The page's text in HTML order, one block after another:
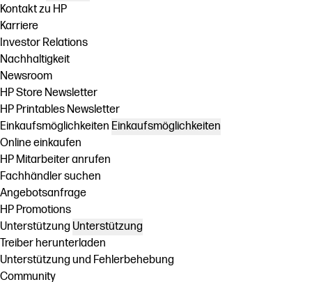
Kontakt zu HP
Karriere
Investor Relations
Nachhaltigkeit
Newsroom
HP Store Newsletter
HP Printables Newsletter
Einkaufsmöglichkeiten Einkaufsmöglichkeiten
Online einkaufen
HP Mitarbeiter anrufen
Fachhändler suchen
Angebotsanfrage
HP Promotions
Unterstützung Unterstützung
Treiber herunterladen
Unterstützung und Fehlerbehebung
Community